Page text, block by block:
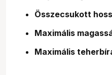
Összecsukott
Maximális
Maximális